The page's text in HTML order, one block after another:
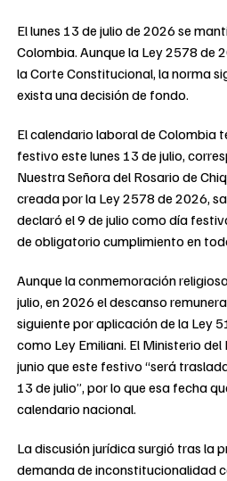
El lunes 13 de julio de 2026 se
Colombia. Aunque la Ley 2578 de
la Corte Constitucional, la norma
exista una decisión de fondo.
El calendario laboral de Colombia
festivo este lunes 13 de julio,
Nuestra Señora del Rosario de
creada por la Ley 2578 de 2026,
declaró el 9 de julio como día
de obligatorio cumplimiento en
Aunque la conmemoración
julio, en 2026 el descanso
siguiente por aplicación de la Ley
como Ley Emiliani. El Ministerio
junio que este festivo “será
13 de julio”, por lo que esa fecha
calendario nacional.
La discusión jurídica surgió tras la
demanda de inconstitucionalidad